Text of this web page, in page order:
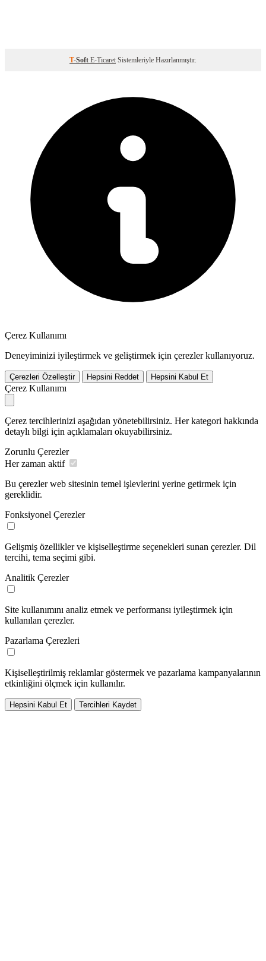
T-Soft E-Ticaret Sistemleriyle Hazırlanmıştır.
Çerez Kullanımı
Deneyiminizi iyileştirmek ve geliştirmek için çerezler kullanıyoruz.
Çerezleri Özelleştir Hepsini Reddet Hepsini Kabul Et
Çerez Kullanımı
Çerez tercihlerinizi aşağıdan yönetebilirsiniz. Her kategori hakkında
detaylı bilgi için açıklamaları okuyabilirsiniz.
Zorunlu Çerezler
Her zaman aktif
Bu çerezler web sitesinin temel işlevlerini yerine getirmek için
gereklidir.
Fonksiyonel Çerezler
Gelişmiş özellikler ve kişiselleştirme seçenekleri sunan çerezler. Dil
tercihi, tema seçimi gibi.
Analitik Çerezler
Site kullanımını analiz etmek ve performansı iyileştirmek için
kullanılan çerezler.
Pazarlama Çerezleri
Kişiselleştirilmiş reklamlar göstermek ve pazarlama kampanyalarının
etkinliğini ölçmek için kullanılır.
Hepsini Kabul Et Tercihleri Kaydet